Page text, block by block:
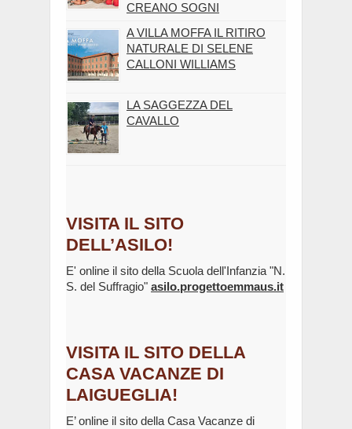
CREANO SOGNI
A VILLA MOFFA IL RITIRO
NATURALE DI SELENE
CALLONI WILLIAMS
LA SAGGEZZA DEL
CAVALLO
VISITA IL SITO
DELL’ASILO!
E' online il sito della Scuola dell'Infanzia "N.
S. del Suffragio" asilo.progettoemmaus.it
VISITA IL SITO DELLA
CASA VACANZE DI
LAIGUEGLIA!
E’ online il sito della Casa Vacanze di